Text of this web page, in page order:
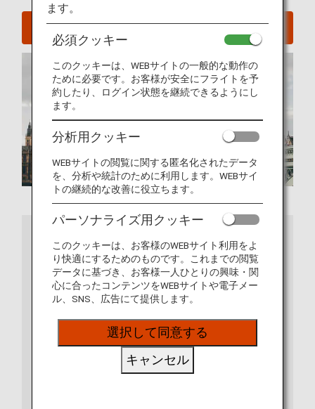
ロンドンへのフライトを検索
ます。
必須クッキー
このクッキーは、WEBサイトの一般的な動作の
ために必要です。お客様が安全にフライトを予
約したり、ログイン状態を継続できるようにし
ます。
分析用クッキー
WEBサイトの閲覧に関する匿名化されたデータ
を、分析や統計のために利用します。WEBサイ
トの継続的な改善に役立ちます。
パーソナライズ用クッキー
このクッキーは、お客様のWEBサイト利用をよ
り快適にするためのものです。これまでの閲覧
データに基づき、お客様一人ひとりの興味・関
心に合ったコンテンツをWEBサイトや電子メー
ル、SNS、広告にて提供します。
選択して同意する
キャンセル